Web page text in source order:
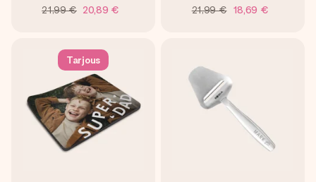
21,99 € 20,89 € 21,99 € 18,69 €
Tarjous